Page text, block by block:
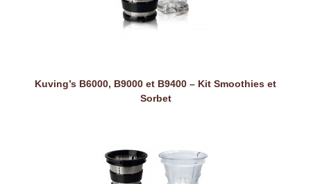
Kuving’s B6000, B9000 et B9400 – Kit Smoothies et
Sorbet